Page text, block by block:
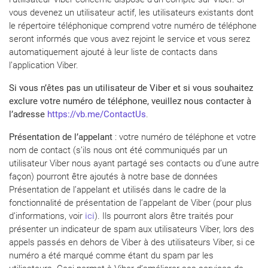
vous devenez un utilisateur actif, les utilisateurs existants dont
le répertoire téléphonique comprend votre numéro de téléphone
seront informés que vous avez rejoint le service et vous serez
automatiquement ajouté à leur liste de contacts dans
l’application Viber.
Si vous n’êtes pas un utilisateur de Viber et si vous souhaitez
exclure votre numéro de téléphone, veuillez nous contacter à
l’adresse https://vb.me/ContactUs.
Présentation de l’appelant : votre numéro de téléphone et votre
nom de contact (s’ils nous ont été communiqués par un
utilisateur Viber nous ayant partagé ses contacts ou d’une autre
façon) pourront être ajoutés à notre base de données
Présentation de l’appelant et utilisés dans le cadre de la
fonctionnalité de présentation de l’appelant de Viber (pour plus
d’informations, voir ici). Ils pourront alors être traités pour
présenter un indicateur de spam aux utilisateurs Viber, lors des
appels passés en dehors de Viber à des utilisateurs Viber, si ce
numéro a été marqué comme étant du spam par les